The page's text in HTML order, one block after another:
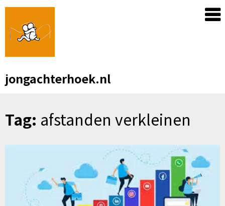
Skip
content
jongachterhoek.nl
Tag: afstanden verkleinen